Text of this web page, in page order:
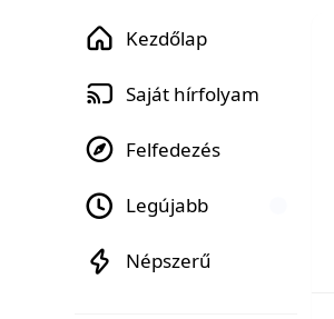
Kezdőlap
Saját hírfolyam
Felfedezés
Legújabb
Népszerű